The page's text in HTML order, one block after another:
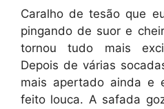
Caralho de tesão que
pingando de suor e
tornou tudo mais
Depois de várias
mais apertado ainda e
feito louca. A safada